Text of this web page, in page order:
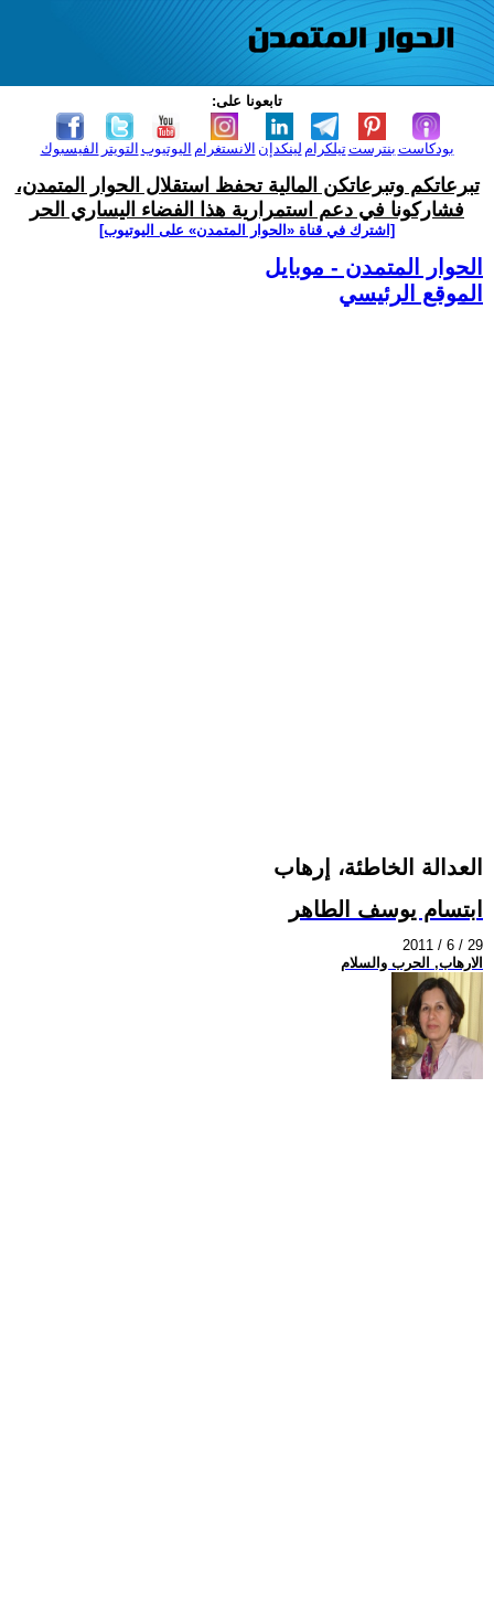
تابعونا على:
الفيسبوك التويتر اليوتيوب الانستغرام لينكدإن تيلكرامبنترست بودكاست
تبرعاتكم وتبرعاتكن المالية تحفظ استقلال الحوار المتمدن،
فشاركونا في دعم استمرارية هذا الفضاء اليساري الحر
[اشترك في قناة ‫«الحوار المتمدن» على اليوتيوب]
الحوار المتمدن - موبايل
الموقع الرئيسي
العدالة الخاطئة، إرهاب
ابتسام يوسف الطاهر
2011 / 6 / 29
الارهاب, الحرب والسلام